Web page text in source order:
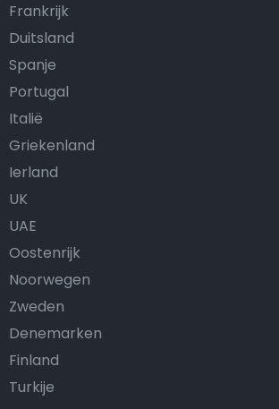
Frankrijk
Duitsland
Spanje
Portugal
Italië
Griekenland
Ierland
UK
UAE
Oostenrijk
Noorwegen
Zweden
Denemarken
Finland
Turkije